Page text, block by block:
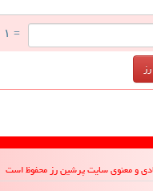
= ۱ بعلاوه ۴